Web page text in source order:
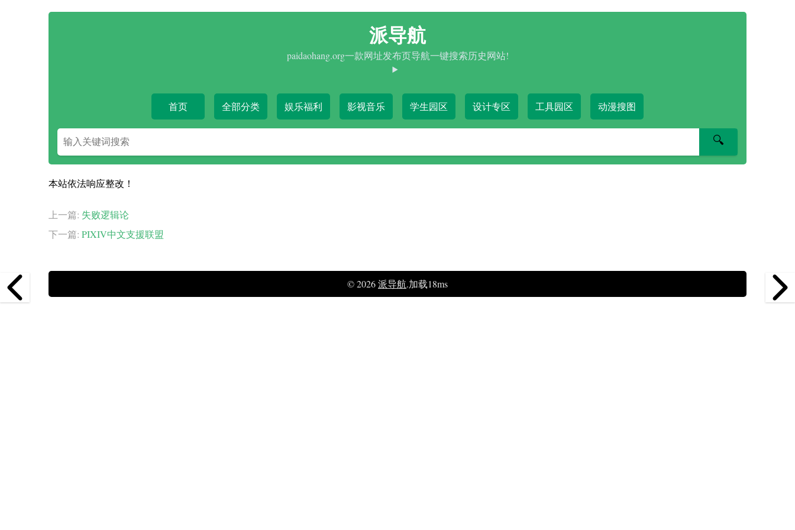
派导航
paidaohang.org一款网址发布页导航一键搜索历史网站!
首页 全部分类 娱乐福利 影视音乐 学生园区 设计专区 工具园区 动漫搜图
搜
索
字
🔍
本站依法响应整改！
上一篇: 失败逻辑论
下一篇: PIXIV中文支援联盟
© 2026派导航.加载18ms